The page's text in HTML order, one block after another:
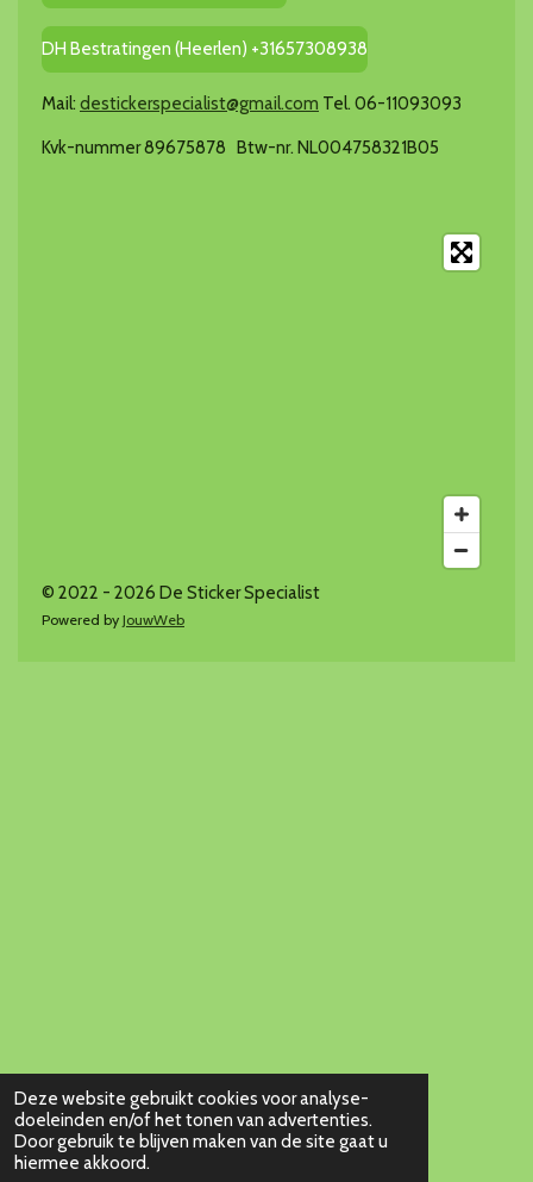
Deze website gebruikt cookies voor analyse-
doeleinden en/of het tonen van advertenties.
Door gebruik te blijven maken van de site gaat u
hiermee akkoord.
DH Bestratingen (Heerlen) +31657308938
Mail: destickerspecialist@gmail.com Tel. 06-11093093
Kvk-nummer 89675878 Btw-nr. NL004758321B05
© 2022 - 2026 De Sticker Specialist
Powered by JouwWeb